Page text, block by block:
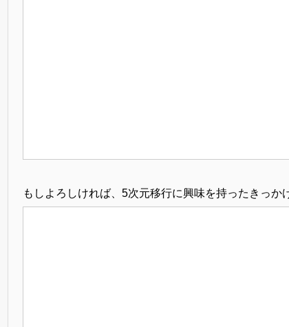
もしよろしければ、5次元移行に興味を持ったきっか